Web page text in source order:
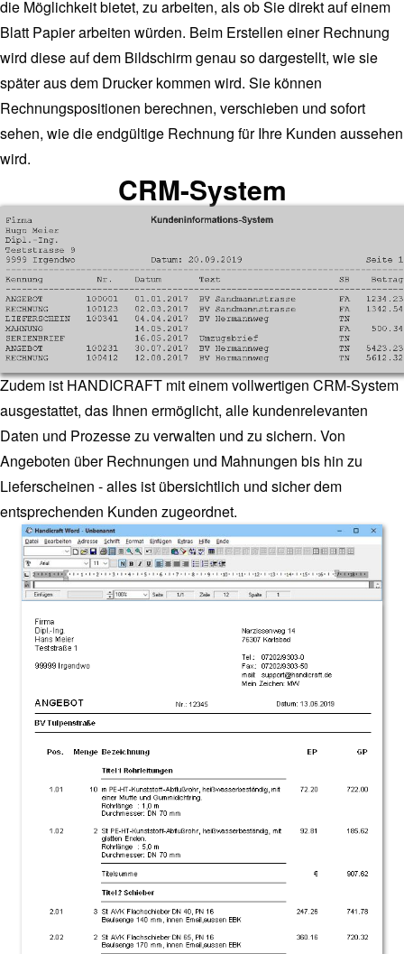
die Möglichkeit bietet, zu arbeiten, als ob Sie direkt auf einem
Blatt Papier arbeiten würden. Beim Erstellen einer Rechnung
wird diese auf dem Bildschirm genau so dargestellt, wie sie
später aus dem Drucker kommen wird. Sie können
Rechnungspositionen berechnen, verschieben und sofort
sehen, wie die endgültige Rechnung für Ihre Kunden aussehen
wird.
CRM-System
Zudem ist HANDICRAFT mit einem vollwertigen CRM-System
ausgestattet, das Ihnen ermöglicht, alle kundenrelevanten
Daten und Prozesse zu verwalten und zu sichern. Von
Angeboten über Rechnungen und Mahnungen bis hin zu
Lieferscheinen - alles ist übersichtlich und sicher dem
entsprechenden Kunden zugeordnet.